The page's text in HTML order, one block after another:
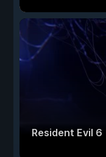
Resident Evil 6